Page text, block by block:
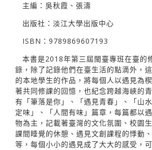
主編：吳秋霞、張濤
出版社：淡江大學出版中心
ISBN：9789869607193
本書是2018年第三屆閩臺專班在臺的
錄，除了記錄他們在臺生活的點滴外，
的本地學生的作品，將每個人以遇見為
著共同修課的回憶，也紀念跨越海峽的
有「筆落是你」、「遇見青春」、「山
定味」、「人間有味」篇章，每篇都以
物為主，記載著臺灣的文化氛圍、校園
課間睡覺的休憩、遇見文創課程的悸動
等，每個小小的遇見成了大大的感受，